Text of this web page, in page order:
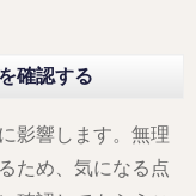
確認する
影響します。無理
ため、気になる点